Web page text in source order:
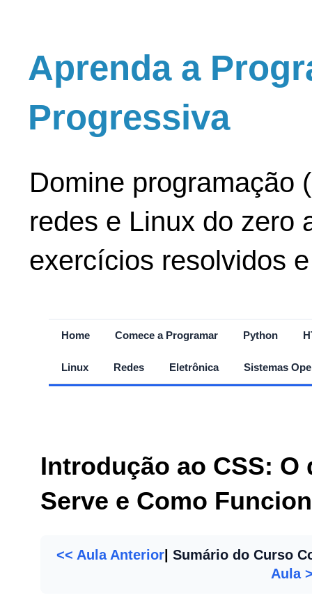
Aprenda a
Progressiva
Domine programação
redes e Linux do zero
exercícios resolvidos
Home Comece a Programar Python
Linux Redes Eletrônica Sistemas
Introdução ao CSS: O
Serve e Como
<< Aula Anterior Sumário do Curso
Aula